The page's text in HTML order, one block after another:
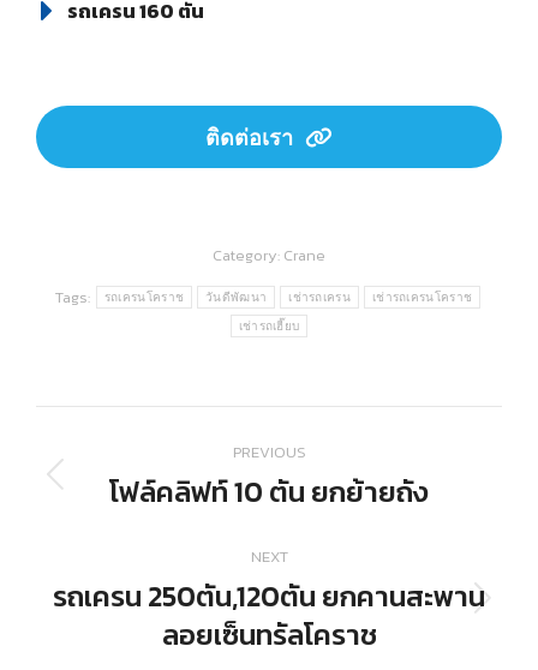
รถเครน 160 ตัน
ติดต่อเรา
Category: Crane
Tags:
รถเครนโคราช วันดีพัฒนา เช่ารถเครน เช่ารถเครนโคราช
เช่ารถเฮี๊ยบ
Post
navigation
PREVIOUS
Previous
โฟล์คลิฟท์​ 10 ​ตัน ยกย้ายถัง
NEXT
Next
post:
รถเครน 250ตัน,120ตัน ยกคานสะพาน
ลอยเซ็นทรัลโคราช